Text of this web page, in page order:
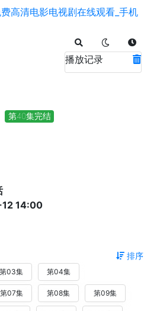
播放记录
第40集完结
14:00
排序
第03集 第04集
第07集 第08集 第09集